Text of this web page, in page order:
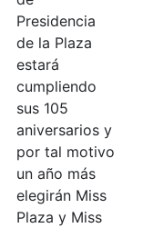
Presidencia
de la Plaza
estará
cumpliendo
sus 105
aniversarios y
por tal motivo
un año más
elegirán Miss
Plaza y Miss